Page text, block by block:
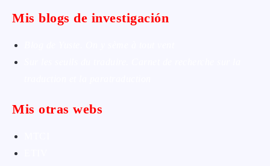
Mis blogs de investigación
Mis otras webs